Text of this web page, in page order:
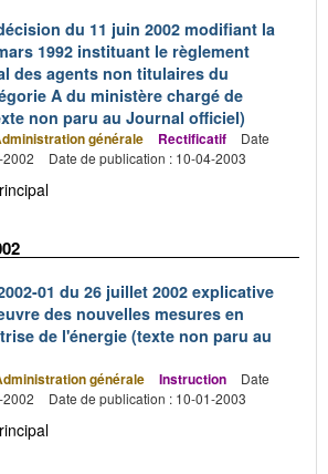
du 11 juin 2002 modifiant la
1992 instituant le règlement
des agents non titulaires du
A du ministère chargé de
non paru au Journal officiel)
générale Rectificatif
Date
Date de publication : 10-04-2003
01 du 26 juillet 2002 explicative
des nouvelles mesures en
de l'énergie (texte non paru au
générale Instruction
Date
Date de publication : 10-01-2003